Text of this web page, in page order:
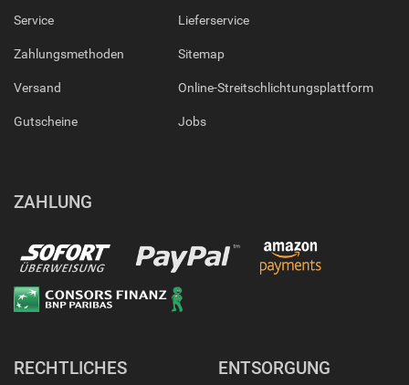
Service
Zahlungsmethoden
Versand
Gutscheine
Lieferservice
Sitemap
Online-Streitschlichtungsplattform
Jobs
ZAHLUNG
RECHTLICHES ENTSORGUNG